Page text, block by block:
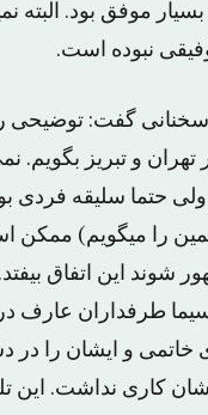
موفق بود. البته
نبوده است.
سخنانی گفت: توضیحی
تهران و تبریز بگویم.
حتما سلیقه فردی
را میگویم) ممکن
شوند این اتفاق
طرفداران عارف در
خاتمی و ایشان را در
کاری نداشت. این